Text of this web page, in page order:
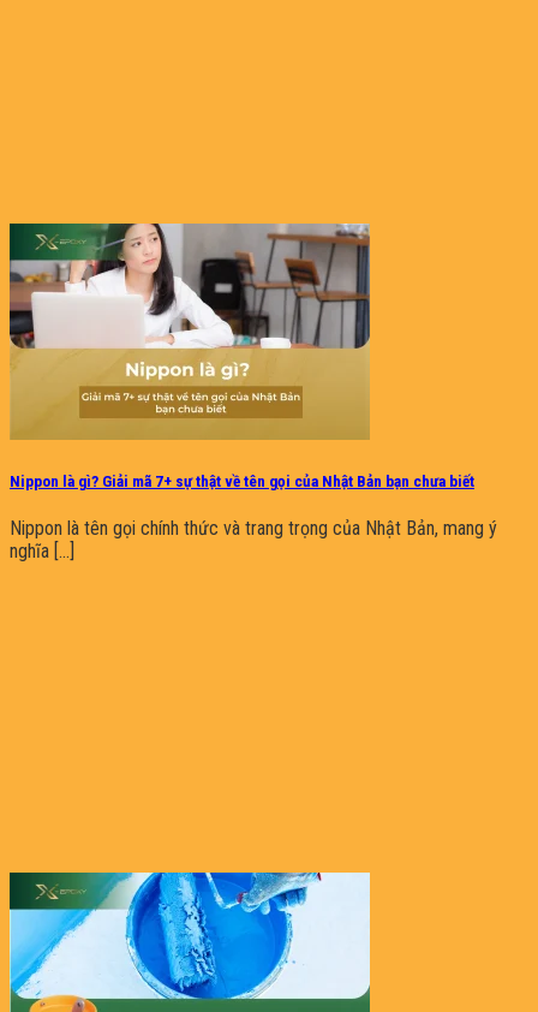
Nippon là gì? Giải mã 7+ sự thật về tên gọi của Nhật Bản bạn chưa biết
Nippon là tên gọi chính thức và trang trọng của Nhật Bản, mang ý
nghĩa [...]